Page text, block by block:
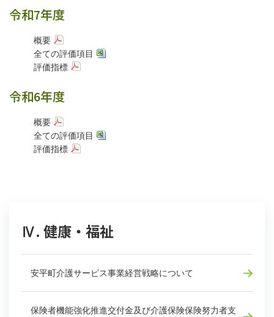
令和7年度
概要
全ての評価項目
評価指標
令和6年度
概要
全ての評価項目
評価指標
Ⅳ. 健康・福祉
安平町介護サービス事業経営戦略について
保険者機能強化推進交付金及び介護保険保険努力者支